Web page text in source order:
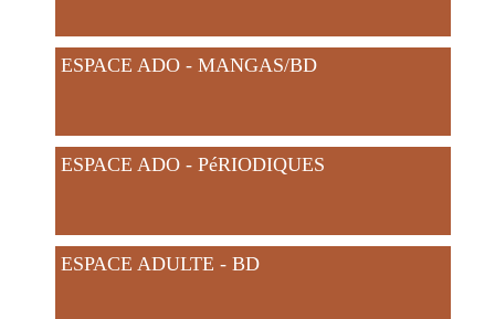
ESPACE ADO - MANGAS/BD
ESPACE ADO - PéRIODIQUES
ESPACE ADULTE - BD